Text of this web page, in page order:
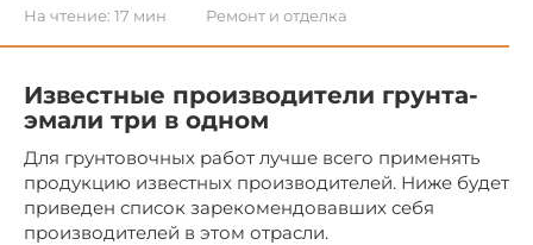
На чтение: 17 мин Ремонт и отделка
Известные производители грунта-
эмали три в одном
Для грунтовочных работ лучше всего применять
продукцию известных производителей. Ниже будет
приведен список зарекомендовавших себя
производителей в этом отрасли.